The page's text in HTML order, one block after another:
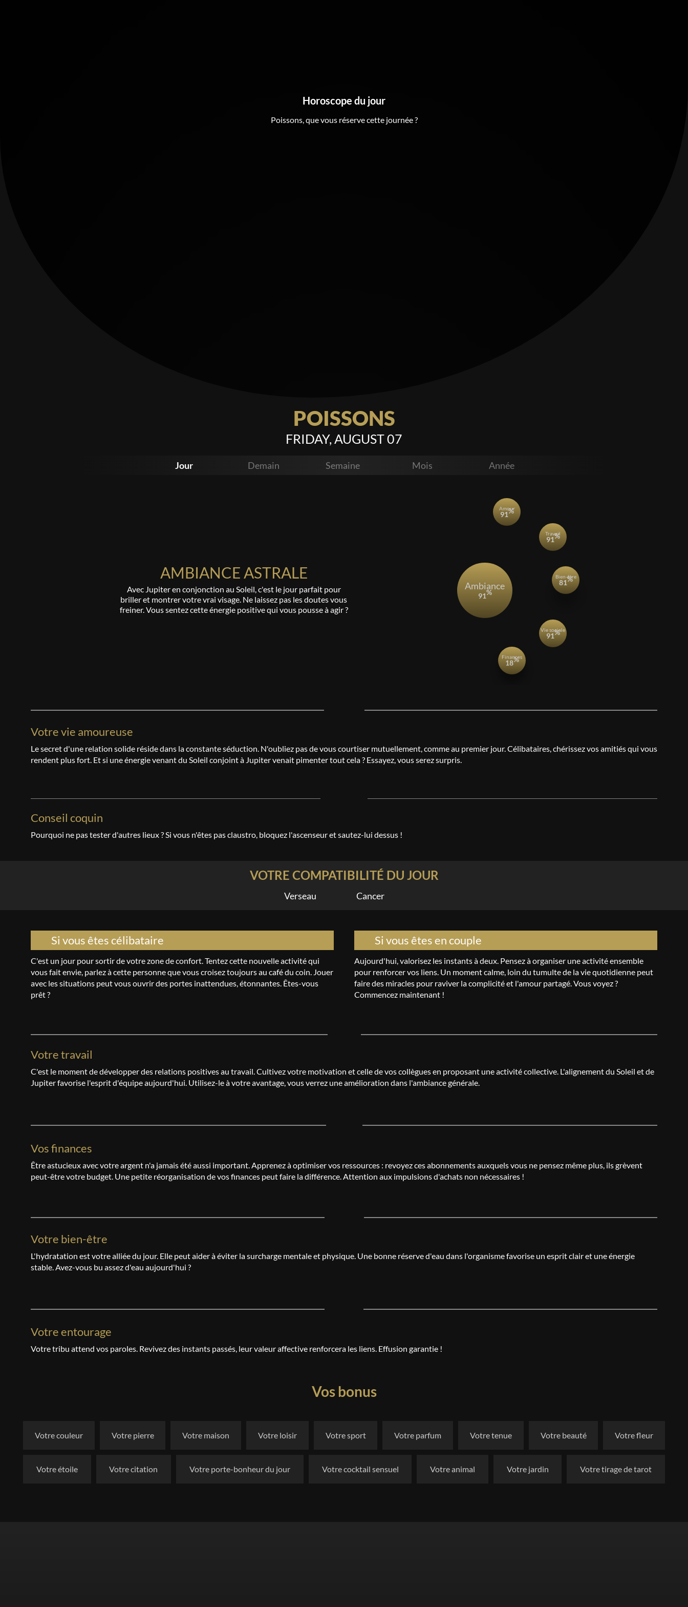
Horoscope du jour
Poissons, que vous réserve cette journée ?
POISSONS
FRIDAY, AUGUST 07
Jour Demain Semaine Mois Année
AMBIANCE ASTRALE
Avec Jupiter en conjonction au Soleil, c'est le jour parfait pour
briller et montrer votre vrai visage. Ne laissez pas les doutes vous
freiner. Vous sentez cette énergie positive qui vous pousse à agir ?
ambiance
95%
99%
travail
92 %
bien-être
81%
vie sociale
94 %
finances
18%
Votre vie amoureuse
Le secret d'une relation solide réside dans la constante séduction. N'oubliez pas de vous courtiser mutuellement, comme au premier jour. Célibataires, chérissez vos amitiés qui vous
rendent plus fort. Et si une énergie venant du Soleil conjoint à Jupiter venait pimenter tout cela ? Essayez, vous serez surpris.
Conseil coquin
Pourquoi ne pas tester d'autres lieux ? Si vous n'êtes pas claustro, bloquez l'ascenseur et sautez-lui dessus !
VOTRE COMPATIBILITÉ DU JOUR
Verseau Cancer
Si vous êtes célibataire
C'est un jour pour sortir de votre zone de confort. Tentez cette nouvelle activité qui
vous fait envie, parlez à cette personne que vous croisez toujours au café du coin. Jouer
avec les situations peut vous ouvrir des portes inattendues, étonnantes. Êtes-vous
prêt ?
Si vous êtes en couple
Aujourd'hui, valorisez les instants à deux. Pensez à organiser une activité ensemble
pour renforcer vos liens. Un moment calme, loin du tumulte de la vie quotidienne peut
faire des miracles pour raviver la complicité et l'amour partagé. Vous voyez ?
Commencez maintenant !
Votre travail
C'est le moment de développer des relations positives au travail. Cultivez votre motivation et celle de vos collègues en proposant une activité collective. L'alignement du Soleil et de
Jupiter favorise l'esprit d'équipe aujourd'hui. Utilisez-le à votre avantage, vous verrez une amélioration dans l'ambiance générale.
Vos finances
Être astucieux avec votre argent n'a jamais été aussi important. Apprenez à optimiser vos ressources : revoyez ces abonnements auxquels vous ne pensez même plus, ils grèvent
peut-être votre budget. Une petite réorganisation de vos finances peut faire la différence. Attention aux impulsions d'achats non nécessaires !
Votre bien-être
L'hydratation est votre alliée du jour. Elle peut aider à éviter la surcharge mentale et physique. Une bonne réserve d'eau dans l'organisme favorise un esprit clair et une énergie
stable. Avez-vous bu assez d'eau aujourd'hui ?
Votre entourage
Votre tribu attend vos paroles. Revivez des instants passés, leur valeur affective renforcera les liens. Effusion garantie !
Vos bonus
Votre couleur Votre pierre Votre maison Votre loisir Votre sport Votre parfum Votre tenue Votre beauté Votre fleur
Votre étoile Votre citation Votre porte-bonheur du jour Votre cocktail sensuel Votre animal Votre jardin Votre tirage de tarot